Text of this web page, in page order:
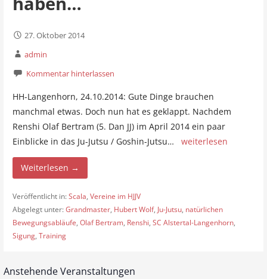
27. Oktober 2014
admin
Kommentar hinterlassen
HH-Langenhorn, 24.10.2014: Gute Dinge brauchen
manchmal etwas. Doch nun hat es geklappt. Nachdem
Renshi Olaf Bertram (5. Dan JJ) im April 2014 ein paar
Einblicke in das Ju-Jutsu / Goshin-Jutsu… weiterlesen
Weiterlesen →
Veröffentlicht in:Scala, Vereine im HJJV
Abgelegt unter:Grandmaster, Hubert Wolf, Ju-Jutsu, natürlichen
Bewegungsabläufe, Olaf Bertram, Renshi, SC Alstertal-Langenhorn,
Sigung, Training
Anstehende Veranstaltungen